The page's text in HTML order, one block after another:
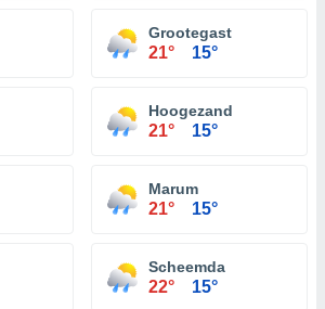
Grootegast
21° 15°
Hoogezand
21° 15°
Marum
21° 15°
Scheemda
22° 15°